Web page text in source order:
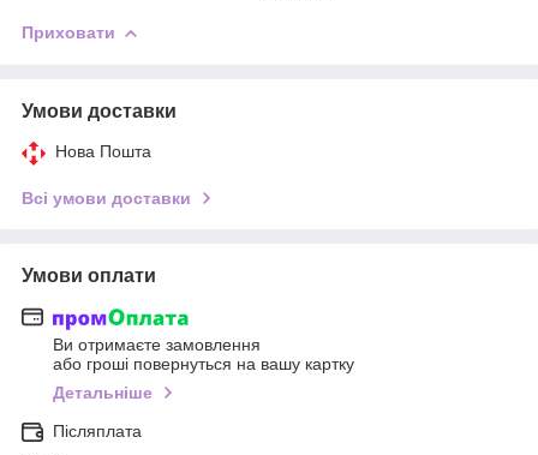
Приховати
Умови доставки
Нова Пошта
Всі умови доставки
Умови оплати
Ви отримаєте замовлення
або гроші повернуться на вашу картку
Детальніше
Післяплата